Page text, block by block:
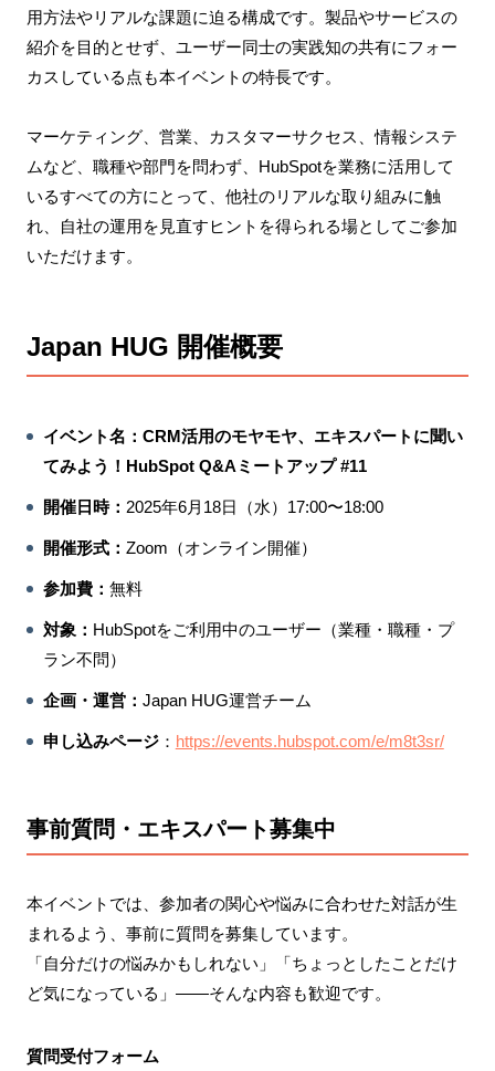
用方法やリアルな課題に迫る構成です。製品やサービスの
紹介を目的とせず、ユーザー同士の実践知の共有にフォー
カスしている点も本イベントの特長です。
マーケティング、営業、カスタマーサクセス、情報システ
ムなど、職種や部門を問わず、HubSpotを業務に活用して
いるすべての方にとって、他社のリアルな取り組みに触
れ、自社の運用を見直すヒントを得られる場としてご参加
いただけます。
Japan HUG 開催概要
イベント名：CRM活用のモヤモヤ、エキスパートに聞い
てみよう！HubSpot Q&Aミートアップ #11
開催日時： 2025年6月18日（水）17:00〜18:00
開催形式： Zoom（オンライン開催）
参加費： 無料
対象： HubSpotをご利用中のユーザー（業種・職種・プ
ラン不問）
企画・運営： Japan HUG運営チーム
申し込みページ： https://events.hubspot.com/e/m8t3sr/
事前質問・エキスパート募集中
本イベントでは、参加者の関心や悩みに合わせた対話が生
まれるよう、事前に質問を募集しています。
「自分だけの悩みかもしれない」「ちょっとしたことだけ
ど気になっている」——そんな内容も歓迎です。
質問受付フォーム